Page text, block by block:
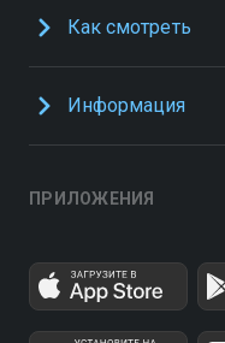
Как смотреть
Информация
ПРИЛОЖЕНИЯ